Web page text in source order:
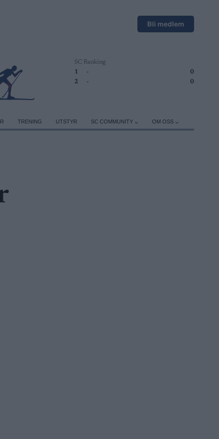
Bli medlem
SC Ranking
1
-
0
2
- 0
TRENING UTSTYR SC COMMUNITY OM OSS